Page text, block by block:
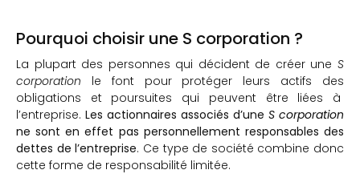
Pourquoi choisir une S corporation ?
La plupart des personnes qui décident de créer une S
corporation le font pour protéger leurs actifs des
obligations et poursuites qui peuvent être liées à
l’entreprise. Les actionnaires associés d’une S corporation
ne sont en effet pas personnellement responsables des
dettes de l’entreprise. Ce type de société combine donc
cette forme de responsabilité limitée.